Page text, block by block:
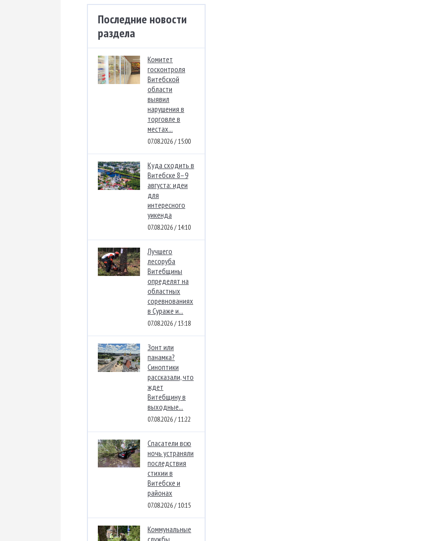
Последние новости
раздела
Комитет
госконтроля
Витебской
области
выявил
нарушения в
торговле в
местах...
07.08.2026 / 15:00
Куда сходить в
Витебске 8–9
августа: идеи
для
интересного
уикенда
07.08.2026 / 14:10
Лучшего
лесоруба
Витебщины
определят на
областных
соревнованиях
в Сураже и...
07.08.2026 / 13:18
Зонт или
панамка?
Синоптики
рассказали, что
ждет
Витебщину в
выходные...
07.08.2026 / 11:22
Спасатели всю
ночь устраняли
последствия
стихии в
Витебске и
районах
07.08.2026 / 10:15
Коммунальные
службы